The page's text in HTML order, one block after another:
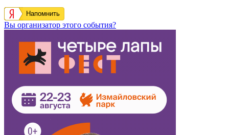
Напомнить
Вы организатор этого события?